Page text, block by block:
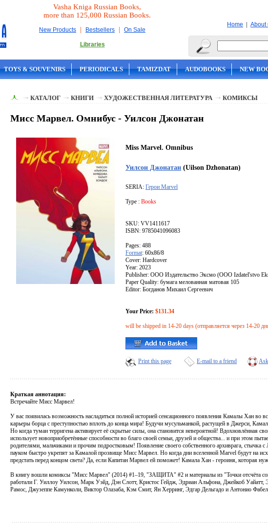
Vasha Kniga Russian Books,
more than 125,000 Russian Books.
New Products | Bestsellers | On Sale
Libraries
Home | About
TOYS & SOUVENIRS PERIODICALS TAMIZDAT AUDOBOOKS NEW
КАТАЛОГ КНИГИ ХУДОЖЕСТВЕННАЯ ЛИТЕРАТУРА КОМИКСЫ
Мисс Марвел. Омнибус - Уилсон Джонатан
Miss Marvel. Omnibus
Уилсон Джонатан (Uilson Dzhonatan)
SERIA: Герои Marvel
Type : Books
SKU: VV1411617
ISBN: 9785041096083
Pages: 488
Format: 60x86/8
Cover: Hardcover
Year: 2023
Publisher: ООО Издательство Эксмо (OOO Izdatel'stvo
Paper Quality: бумага мелованная матовая 105
Editor: Богданов Михаил Сергеевич
Your Price: $131.34
will be shipped in 14-20 days (отправляется через 14-20
Print this page E-mail to a friend
Краткая аннотация:
Встречайте Мисс Марвел!
У вас появилась возможность насладиться полной историей сенсационного появления Камалы Хан во
карьеры борца с преступностью вплоть до конца мира! Будучи мусульманкой, растущей в Джерси,
Но когда туман терригена активирует её скрытые силы, она становится невероятной! Вдохновлённая
использует новоприобретённые способности во благо своей семьи, друзей и общества... и при этом
родителями, мальчиками и прочим подростковым! Появление своего собственного архиврага, стычка
пауком быстро укрепят за Камалой прозвище Мисс Марвел. Но когда дни вселенной Marvel будут на
предстать перед концом света? Да, если Капитан Марвел ей поможет! Камала Хан - героиня, которая
В книгу вошли комиксы "Мисс Марвел" (2014) #1–19, "ЗАЩИТА" #2 и материалы из "Точки отсчёта
работали Г. Уиллоу Уилсон, Марк Уэйд, Дэн Слотт, Кристос Гейдж, Эдриан Альфона, Джейкоб
Рамос, Джузеппе Камунколи, Виктор Олазаба, Кэм Смит, Ян Херринг, Эдгар Дельгадо и Антонио